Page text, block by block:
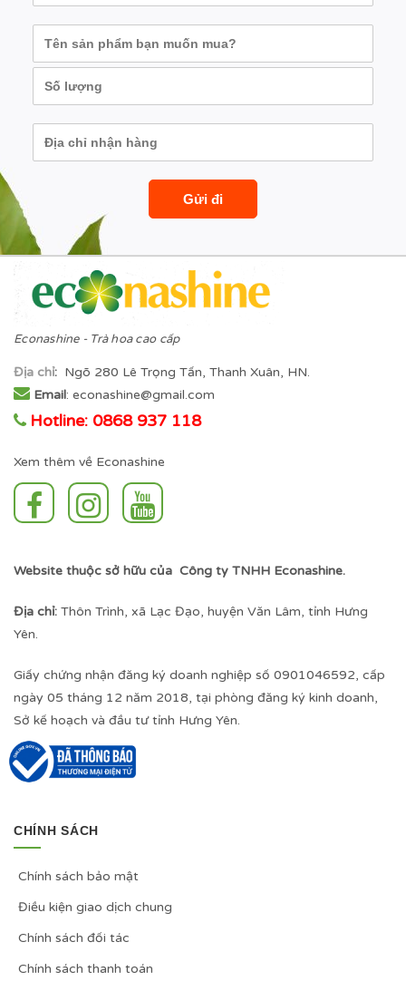
Econashine - Trà hoa cao cấp
Địa chỉ: Ngõ 280 Lê Trọng Tấn, Thanh Xuân, HN.
Email: econashine@gmail.com
Hotline: 0868 937 118
Xem thêm về Econashine
Website thuộc sở hữu của Công ty TNHH Econashine.
Địa chỉ: Thôn Trình, xã Lạc Đạo, huyện Văn Lâm, tỉnh Hưng
Yên.
Giấy chứng nhận đăng ký doanh nghiệp số 0901046592, cấp
ngày 05 tháng 12 năm 2018, tại phòng đăng ký kinh doanh,
Sở kế hoạch và đầu tư tỉnh Hưng Yên.
CHÍNH SÁCH
Chính sách bảo mật
Điều kiện giao dịch chung
Chính sách đối tác
Chính sách thanh toán